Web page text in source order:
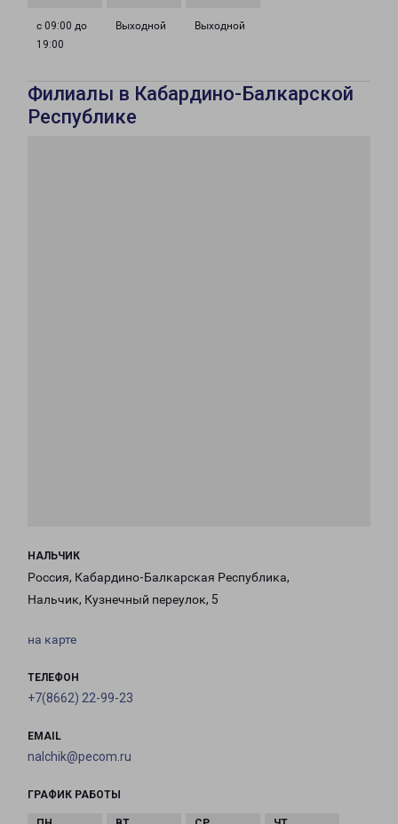
с 09:00 до
19:00
Выходной Выходной
Филиалы в Кабардино-Балкарской
Республике
НАЛЬЧИК
Россия, Кабардино-Балкарская Республика,
Нальчик, Кузнечный переулок, 5
на карте
ТЕЛЕФОН
+7(8662) 22-99-23
EMAIL
nalchik@pecom.ru
ГРАФИК РАБОТЫ